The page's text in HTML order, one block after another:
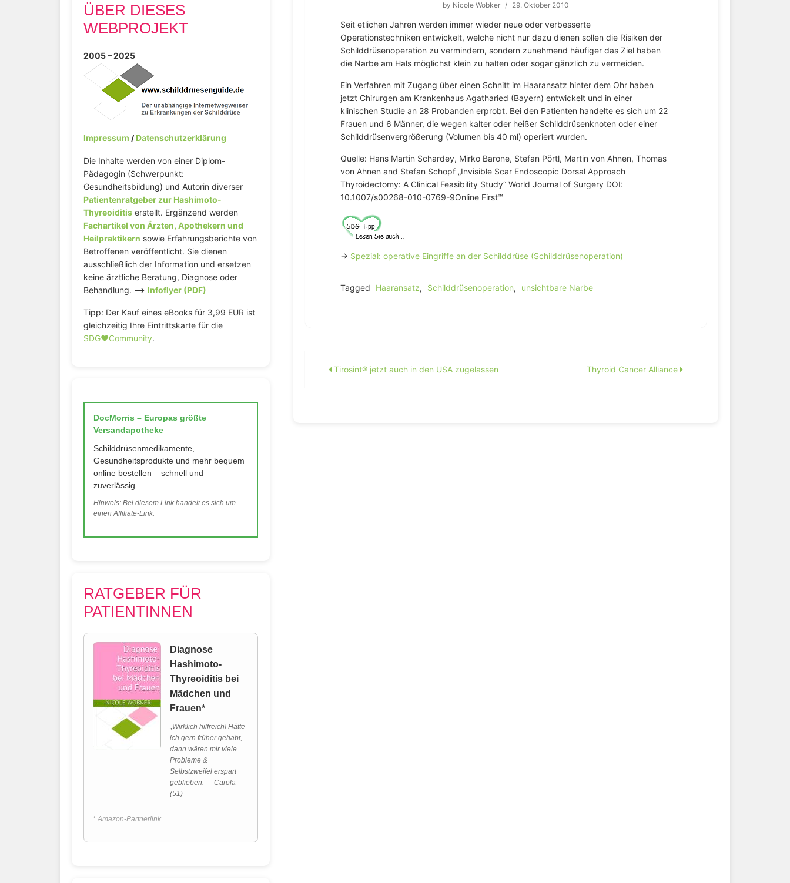
by Nicole Wobker / 29. Oktober 2010
Seit etlichen Jahren werden immer wieder neue oder verbesserte
Operationstechniken entwickelt, welche nicht nur dazu dienen sollen die Risiken der
Schilddrüsenoperation zu vermindern, sondern zunehmend häufiger das Ziel haben
die Narbe am Hals möglichst klein zu halten oder sogar gänzlich zu vermeiden.
Ein Verfahren mit Zugang über einen Schnitt im Haaransatz hinter dem Ohr haben
jetzt Chirurgen am Krankenhaus Agatharied (Bayern) entwickelt und in einer
klinischen Studie an 28 Probanden erprobt. Bei den Patienten handelte es sich um 22
Frauen und 6 Männer, die wegen kalter oder heißer Schilddrüsenknoten oder einer
Schilddrüsenvergrößerung (Volumen bis 40 ml) operiert wurden.
Quelle: Hans Martin Schardey, Mirko Barone, Stefan Pörtl, Martin von Ahnen, Thomas
von Ahnen and Stefan Schopf „Invisible Scar Endoscopic Dorsal Approach
Thyroidectomy: A Clinical Feasibility Study“ World Journal of Surgery DOI:
10.1007/s00268-010-0769-9Online First™
→ Spezial: operative Eingriffe an der Schilddrüse (Schilddrüsenoperation)
Tagged Haaransatz, Schilddrüsenoperation, unsichtbare Narbe
Beitragsnavigation
Tirosint® jetzt auch in den USA zugelassen Thyroid Cancer Alliance
ÜBER DIESES
WEBPROJEKT
2005 – 2025
Impressum /Datenschutzerklärung
Die Inhalte werden von einer Diplom-
Pädagogin (Schwerpunkt:
Gesundheitsbildung) und Autorin diverser
Patientenratgeber zur Hashimoto-
Thyreoiditis erstellt. Ergänzend werden
Fachartikel von Ärzten, Apothekern und
Heilpraktikern sowie Erfahrungsberichte von
Betroffenen veröffentlicht. Sie dienen
ausschließlich der Information und ersetzen
keine ärztliche Beratung, Diagnose oder
Behandlung. –> Infoflyer (PDF)
Tipp: Der Kauf eines eBooks für 3,99 EUR ist
gleichzeitig Ihre Eintrittskarte für die
SDG♥️Community.
DocMorris – Europas größte
Versandapotheke
Schilddrüsenmedikamente,
Gesundheitsprodukte und mehr bequem
online bestellen – schnell und
zuverlässig.
Hinweis: Bei diesem Link handelt es sich um
einen Affiliate-Link.
RATGEBER FÜR
PATIENTINNEN
Diagnose
Hashimoto-
Thyreoiditis bei
Mädchen und
Frauen*
„Wirklich hilfreich! Hätte
ich gern früher gehabt,
dann wären mir viele
Probleme &
Selbstzweifel erspart
geblieben.“ – Carola
(51)
* Amazon-Partnerlink